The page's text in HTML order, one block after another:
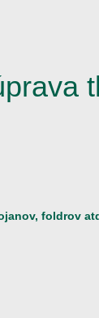
foldrov